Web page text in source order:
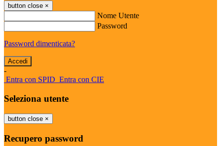
button close ×
Nome Utente
Password
Password dimenticata?
-
Entra con SPID Entra con CIE
Seleziona utente
button close ×
Recupero password